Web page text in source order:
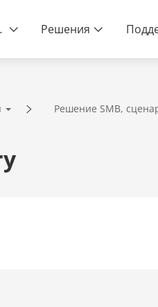
Решения
Решение SMB,